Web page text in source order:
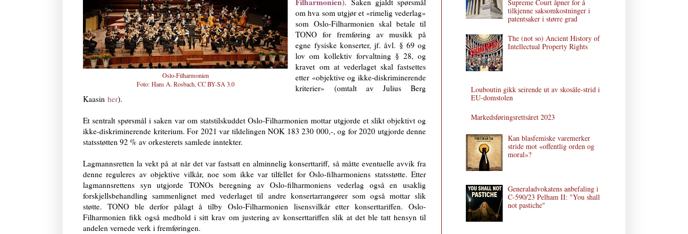
Oslo-Filharmonien
Foto: Hans A. Rosbach, CC BY-SA 3.0
om hva som utgjør et «rimelig vederlag»
som Oslo-Filharmonien skal betale til
TONO for fremføring av musikk på
egne fysiske konserter, jf. åvl. § 69 og
lov om kollektiv forvaltning § 28, og
kravet om at vederlaget skal fastsettes
etter «objektive og ikke-diskriminerende
kriterier» (omtalt av Julius Berg
Kaasin her).
Et sentralt spørsmål i saken var om statstilskuddet Oslo-Filharmonien mottar utgjorde et slikt objektivt og
ikke-diskriminerende kriterium. For 2021 var tildelingen NOK 183 230 000,-, og for 2020 utgjorde denne
statsstøtten 92 % av orkesterets samlede inntekter.
Lagmannsretten la vekt på at når det var fastsatt en alminnelig konserttariff, så måtte eventuelle avvik fra
denne reguleres av objektive vilkår, noe som ikke var tilfellet for Oslo-filharmoniens statsstøtte. Etter
lagmannsrettens syn utgjorde TONOs beregning av Oslo-filharmoniens vederlag også en usaklig
forskjellsbehandling sammenlignet med vederlaget til andre konsertarrangører som også mottar slik
støtte. TONO ble derfor pålagt å tilbyOslo-Filharmonien lisensvilkår etter konserttariffen.Oslo-
Filharmonien fikk også medhold i sitt krav om justering av konserttariffen slik at det ble tatt hensyn til
andelen vernede verk i fremføringen.
Supreme Court åpner for å
tilkjenne saksomkostninger i
patentsaker i større grad
The (not so) Ancient History of
Intellectual Property Rights
Louboutin gikk seirende ut av skosåle-strid i
EU-domstolen
Markedsføringsrettsåret 2023
Kan blasfemiske varemerker
stride mot «offentlig orden og
moral»?
Generaladvokatens anbefaling i
C‑590/23 Pelham II: "You shall
not pastiche"